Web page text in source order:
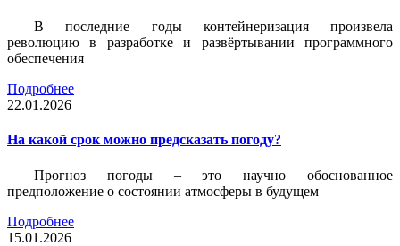
В последние годы контейнеризация произвела
революцию в разработке и развёртывании программного
обеспечения
Подробнее
22.01.2026
На какой срок можно предсказать погоду?
Прогноз погоды – это научно обоснованное
предположение о состоянии атмосферы в будущем
Подробнее
15.01.2026